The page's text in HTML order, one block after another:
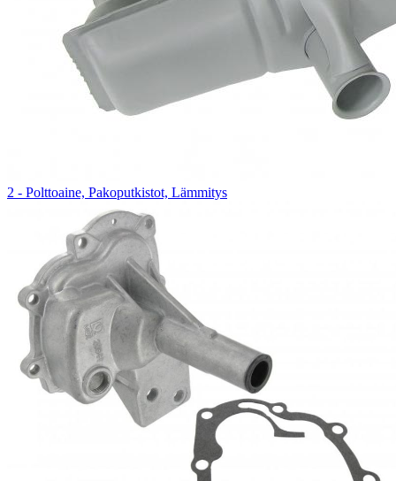
2 - Polttoaine, Pakoputkistot, Lämmitys